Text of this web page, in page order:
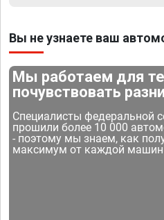
Вы не узнаете ваш
Мы работаем для
почувствовать
Специалисты федеральной
прошили более 10 000
- поэтому мы знаем, как
максимум от каждой